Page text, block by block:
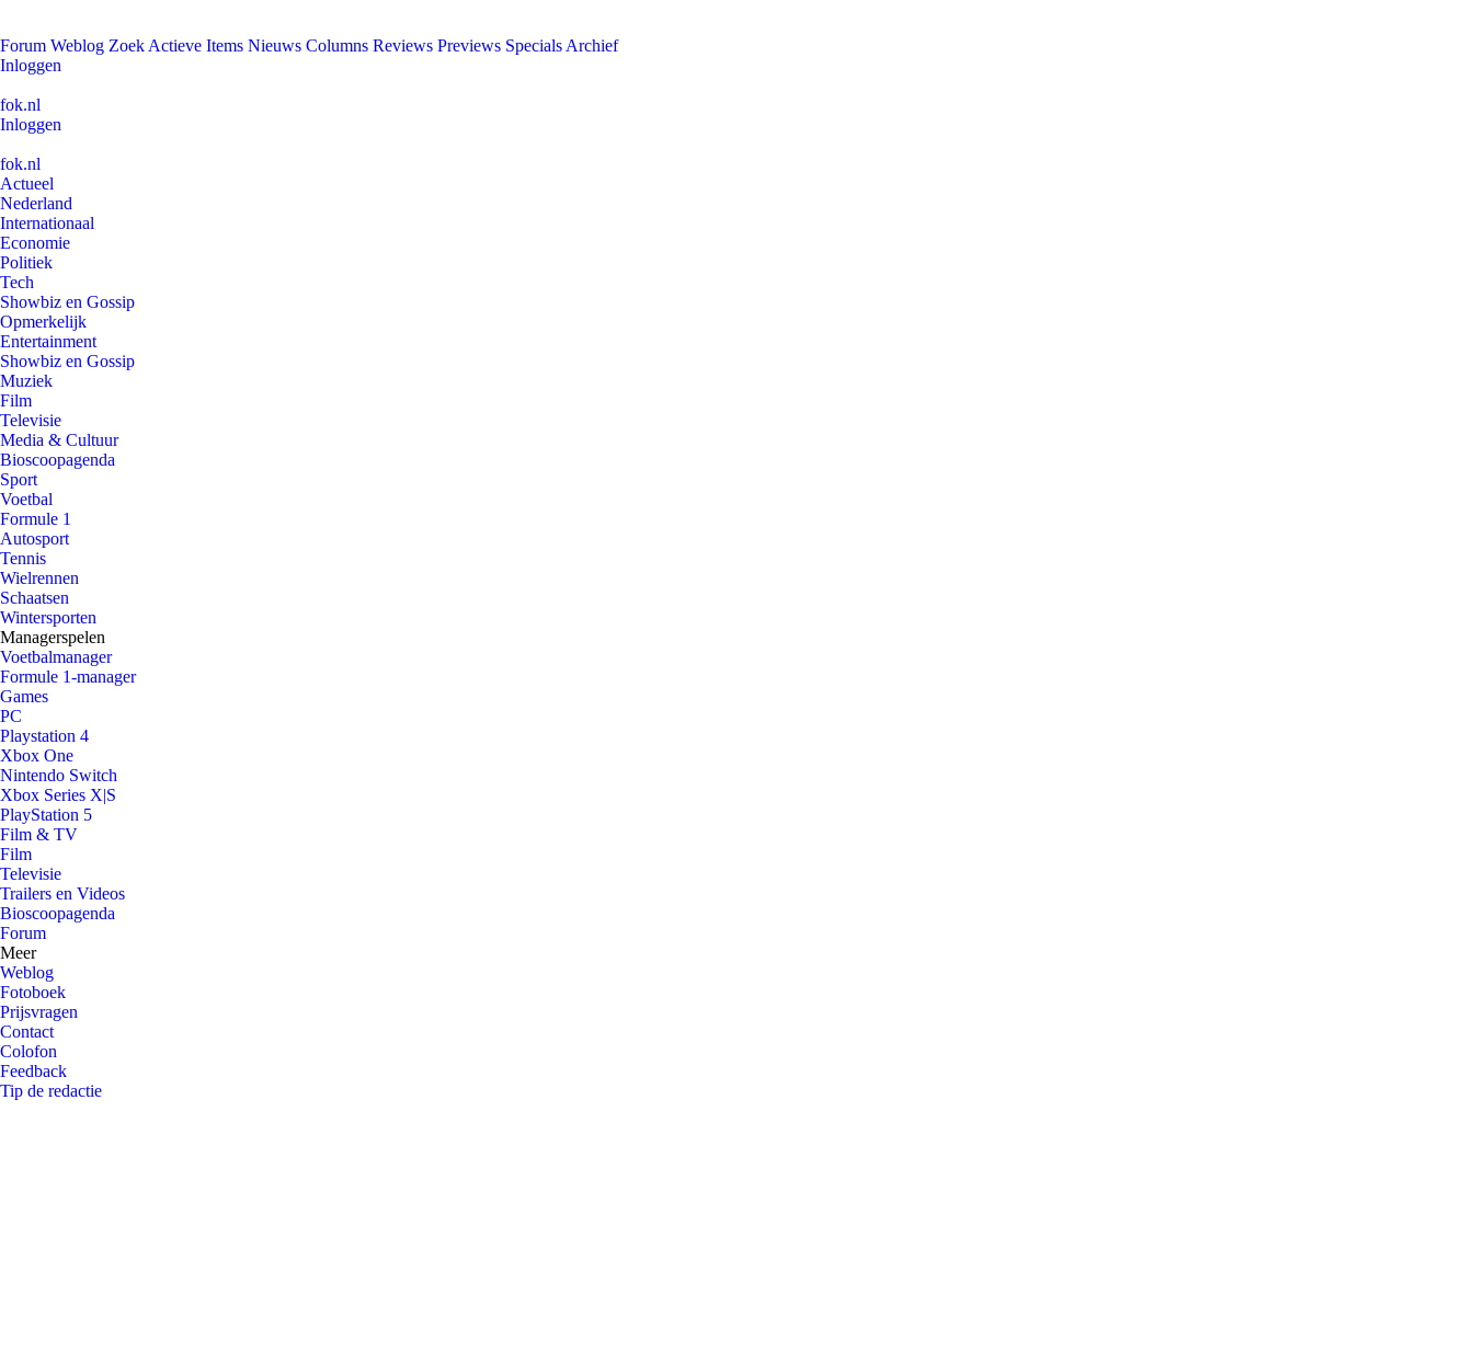
Forum Weblog Zoek Actieve Items Nieuws Columns Reviews Previews Specials Archief
Inloggen
fok.nl
Inloggen
fok.nl
Actueel
Nederland
Internationaal
Economie
Politiek
Tech
Showbiz en Gossip
Opmerkelijk
Entertainment
Showbiz en Gossip
Muziek
Film
Televisie
Media & Cultuur
Bioscoopagenda
Sport
Voetbal
Formule 1
Autosport
Tennis
Wielrennen
Schaatsen
Wintersporten
Managerspelen
Voetbalmanager
Formule 1-manager
Games
PC
Playstation 4
Xbox One
Nintendo Switch
Xbox Series X|S
PlayStation 5
Film & TV
Film
Televisie
Trailers en Videos
Bioscoopagenda
Forum
Meer
Weblog
Fotoboek
Prijsvragen
Contact
Colofon
Feedback
Tip de redactie